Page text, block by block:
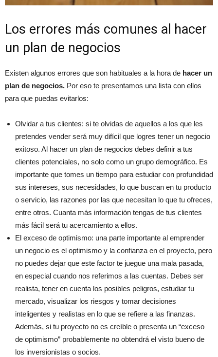
Los errores más comunes al hacer
un plan de negocios
Existen algunos errores que son habituales a la hora de hacer un
plan de negocios. Por eso te presentamos una lista con ellos
para que puedas evitarlos:
Olvidar a tus clientes: si te olvidas de aquellos a los que les
pretendes vender será muy difícil que logres tener un negocio
exitoso. Al hacer un plan de negocios debes definir a tus
clientes potenciales, no solo como un grupo demográfico. Es
importante que tomes un tiempo para estudiar con profundidad
sus intereses, sus necesidades, lo que buscan en tu producto
o servicio, las razones por las que necesitan lo que tu ofreces,
entre otros. Cuanta más información tengas de tus clientes
más fácil será tu acercamiento a ellos.
El exceso de optimismo: una parte importante al emprender
un negocio es el optimismo y la confianza en el proyecto, pero
no puedes dejar que este factor te juegue una mala pasada,
en especial cuando nos referimos a las cuentas. Debes ser
realista, tener en cuenta los posibles peligros, estudiar tu
mercado, visualizar los riesgos y tomar decisiones
inteligentes y realistas en lo que se refiere a las finanzas.
Además, si tu proyecto no es creíble o presenta un “exceso
de optimismo” probablemente no obtendrá el visto bueno de
los inversionistas o socios.